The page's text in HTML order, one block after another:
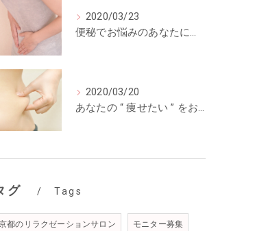
2020/03/23
便秘でお悩みのあなたに試してもらいたい
2020/03/20
あなたの “ 痩せたい ” をお手伝い☆
グ Tags
都のリラクゼーションサロン モニター募集